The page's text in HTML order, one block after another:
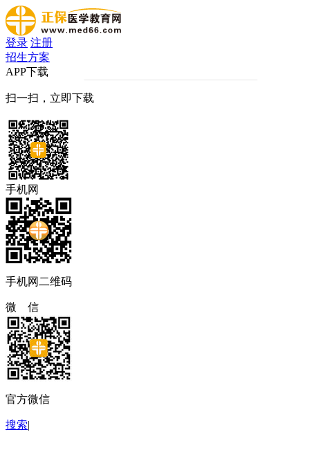
登录 注册
招生方案
APP下载
扫一扫，立即下载
手机网
手机网二维码
微 信
官方微信
搜索|